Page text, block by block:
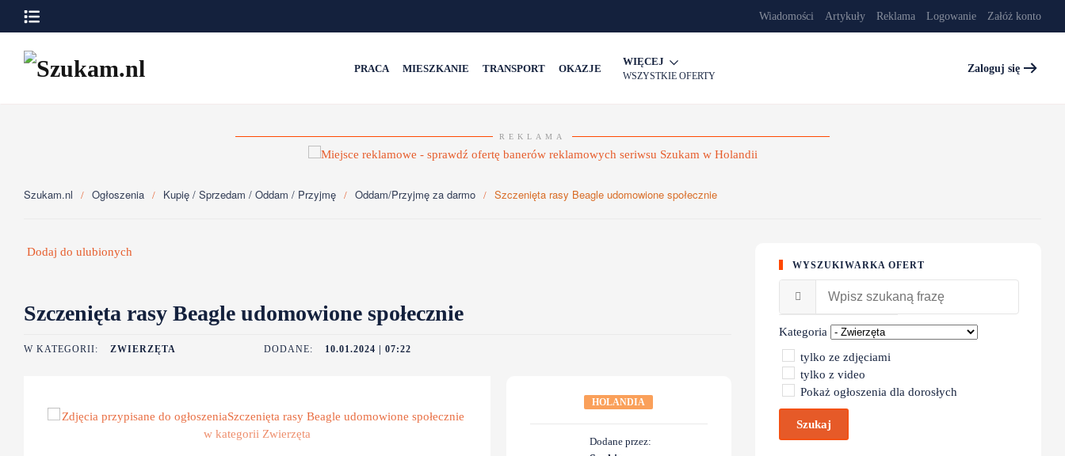
Przejdź do głównej treści
Wiadomości Artykuły Reklama Logowanie Załóż konto
PRACA MIESZKANIE TRANSPORT OKAZJE
WIĘCEJ
WSZYSTKIE OFERTY
Zaloguj się
REKLAMA
Szukam.nl Ogłoszenia Kupię / Sprzedam / Oddam / Przyjmę Oddam/Przyjmę za darmo Szczenięta rasy Beagle udomowione społecznie
Dodaj do ulubionych
Szczenięta rasy Beagle udomowione społecznie
W KATEGORII: ZWIERZĘTA DODANE: 10.01.2024 | 07:22
HOLANDIA
Dodane przez:
WYSZUKIWARKA OFERT
Kategoria
tylko ze zdjęciami
tylko z video
Pokaż ogłoszenia dla dorosłych
Szukaj